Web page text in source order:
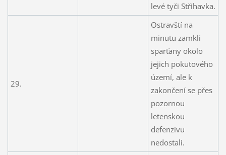
levé tyči Střihavka.
29.
Ostravští na
minutu zamkli
sparťany okolo
jejich pokutového
území, ale k
zakončení se přes
pozornou
letenskou
defenzivu
nedostali.